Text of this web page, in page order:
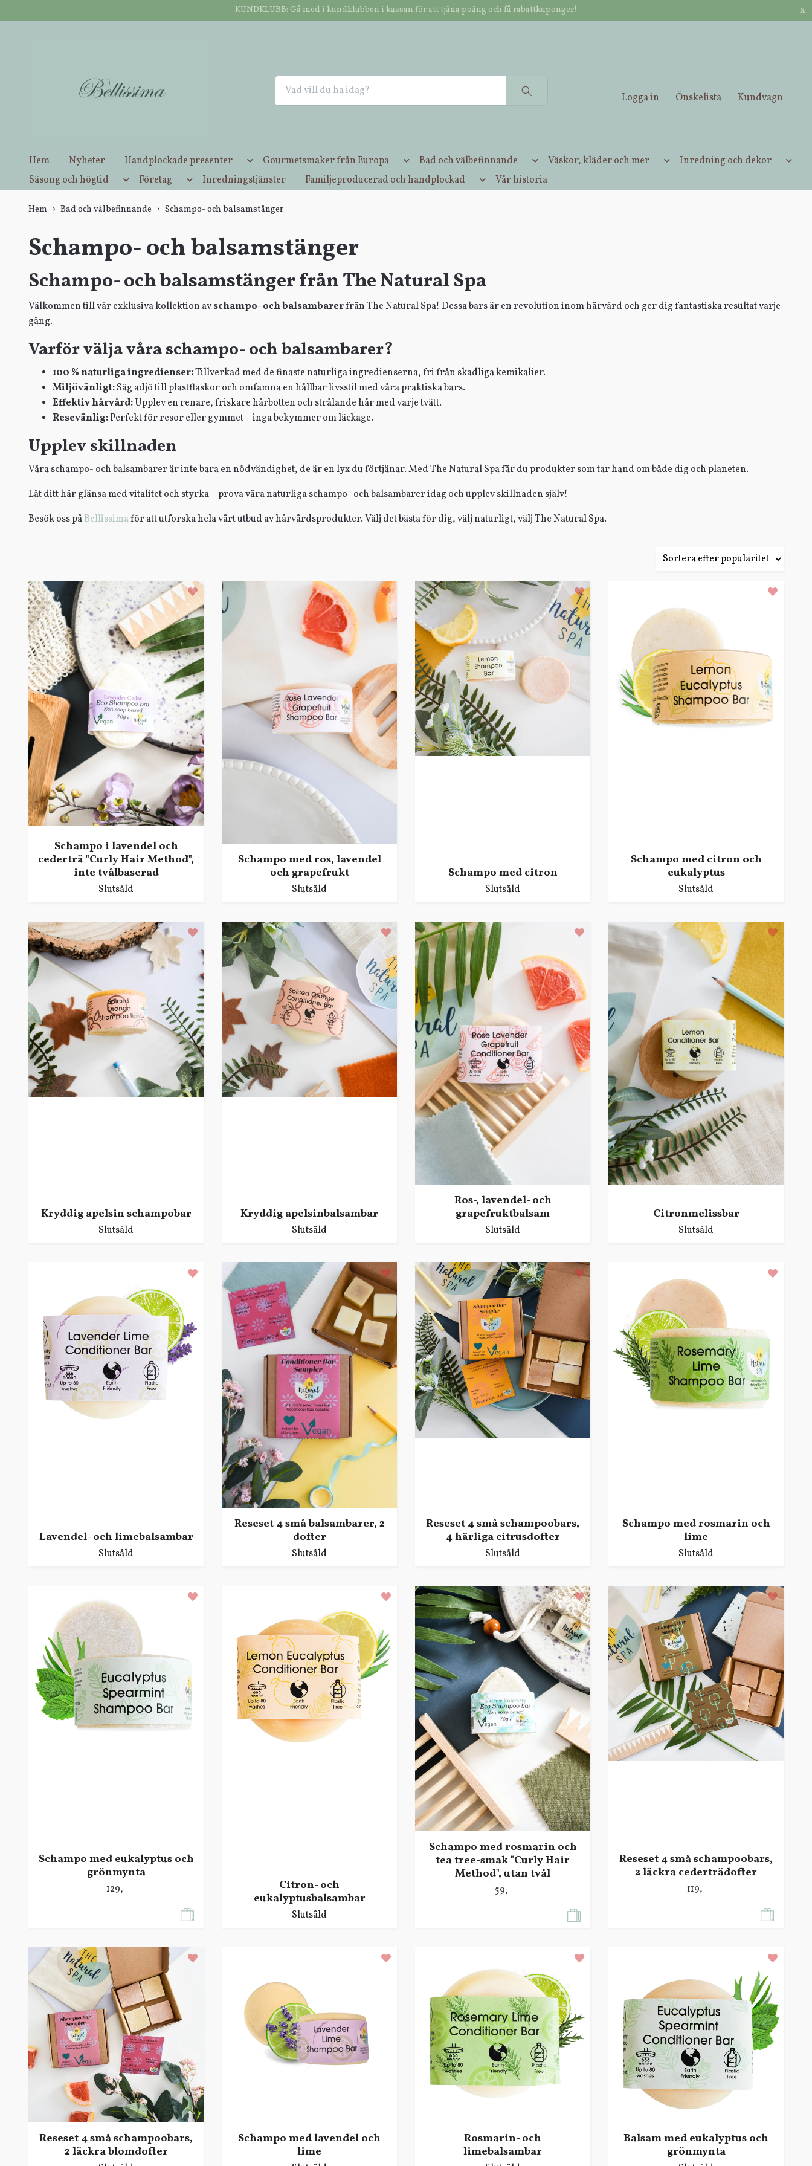
x
KUNDKLUBB: Gå med i kundklubben i kassan för att tjäna poäng och få rabattkuponger!
Öppettider butik Inderøy: Tisdag-lördag: 10:00-16:00. NOK 2-4 dagars leverans / ENDAST 49,- i frakt oavsett ordervärde / Betala med Klarna, Vipps, kort eller Apple Pay.
Logga in Önskelista Kundvagn
Hem Nyheter Handplockade presenter Gourmetsmaker från Europa Bad och välbefinnande Väskor, kläder och mer
Inredning och dekor
Säsong och högtid
Företag Inredningstjänster Familjeproducerad och handplockad Vår historia
Hem Bad och välbefinnande Schampo- och balsamstänger
Schampo- och balsamstänger
Schampo- och balsamstänger från The Natural Spa
Välkommen till vår exklusiva kollektion avschampo- och balsambarerfrån The Natural Spa! Dessa bars är en revolution inom hårvård och ger dig fantastiska resultat varje
gång.
Varför välja våra schampo- och balsambarer?
100 % naturliga ingredienser:Tillverkad med de finaste naturliga ingredienserna, fri från skadliga kemikalier.
Miljövänligt:Säg adjö till plastflaskor och omfamna en hållbar livsstil med våra praktiska bars.
Effektiv hårvård:Upplev en renare, friskare hårbotten och strålande hår med varje tvätt.
Resevänlig:Perfekt för resor eller gymmet – inga bekymmer om läckage.
Upplev skillnaden
Våra schampo- och balsambarer är inte bara en nödvändighet, de är en lyx du förtjänar. Med The Natural Spa får du produkter som tar hand om både dig och planeten.
Låt ditt hår glänsa med vitalitet och styrka – prova våra naturliga schampo- och balsambarer idag och upplev skillnaden själv!
Besök oss påBellissimaför att utforska hela vårt utbud av hårvårdsprodukter. Välj det bästa för dig, välj naturligt, välj The Natural Spa.
Schampo i lavendel och
cederträ "Curly Hair Method",
inte tvålbaserad
Slutsåld
Schampo med ros, lavendel
och grapefrukt
Slutsåld
Schampo med citron
Slutsåld
Schampo med citron och
eukalyptus
Slutsåld
Kryddig apelsin schampobar
Slutsåld
Kryddig apelsinbalsambar
Slutsåld
Ros-, lavendel- och
grapefruktbalsam
Slutsåld
Citronmelissbar
Slutsåld
Lavendel- och limebalsambar
Slutsåld
Reseset 4 små balsambarer, 2
dofter
Slutsåld
Reseset 4 små schampoobars,
4 härliga citrusdofter
Slutsåld
Schampo med rosmarin och
lime
Slutsåld
Schampo med eukalyptus och
grönmynta
129,-
Citron- och
eukalyptusbalsambar
Slutsåld
Schampo med rosmarin och
tea tree-smak "Curly Hair
Method", utan tvål
59,-
Reseset 4 små schampoobars,
2 läckra cederträdofter
119,-
Reseset 4 små schampoobars,
2 läckra blomdofter
Schampo med lavendel och
lime
Rosmarin- och
limebalsambar
Balsam med eukalyptus och
grönmynta